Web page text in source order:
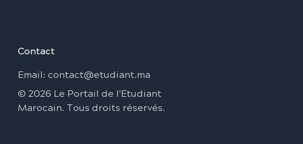
Contact
Email: contact@etudiant.ma
© 2026 Le Portail de l'Etudiant
Marocain. Tous droits réservés.